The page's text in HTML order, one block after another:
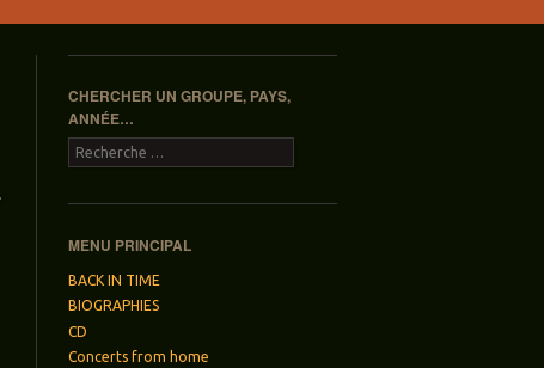
CHERCHER UN GROUPE, PAYS,
ANNÉE…
Recherche
MENU PRINCIPAL
BACK IN TIME
BIOGRAPHIES
CD
Concerts from home